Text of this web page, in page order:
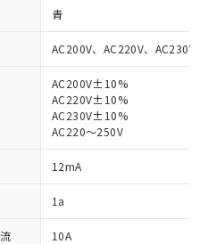
青
AC200V、AC220V、AC230V
AC200V±10%
AC220V±10%
AC230V±10%
AC220～250V
12mA
1a
10A
指令（10物質）の
が提供可能な商品で
令（10物質）の非含
り替える予定のある